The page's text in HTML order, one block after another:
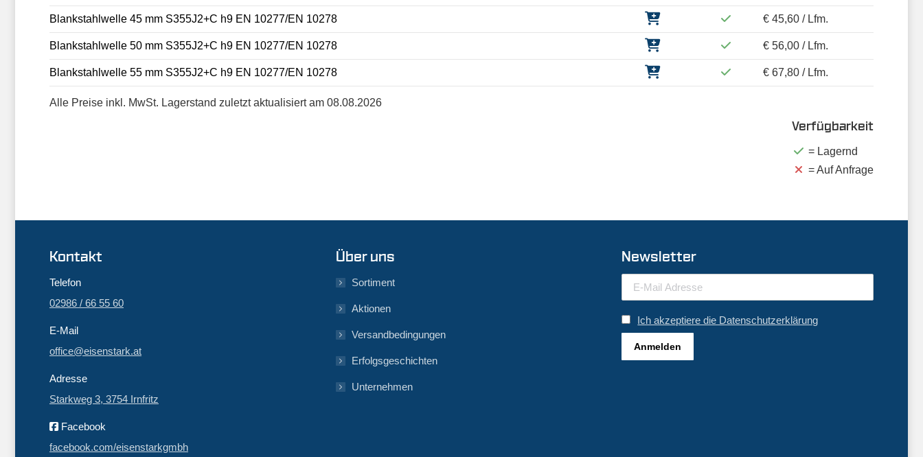
Blankstahlwelle 45 mm S355J2+C h9 EN 10277/EN 10278 € 45,60 / Lfm.
Blankstahlwelle 50 mm S355J2+C h9 EN 10277/EN 10278 € 56,00 / Lfm.
Blankstahlwelle 55 mm S355J2+C h9 EN 10277/EN 10278 € 67,80 / Lfm.
Alle Preise inkl. MwSt. Lagerstand zuletzt aktualisiert am 08.08.2026
Verfügbarkeit
= Lagernd
= Auf Anfrage
Kontakt
Telefon
02986 / 66 55 60
E-Mail
office@eisenstark.at
Adresse
Starkweg 3, 3754 Irnfritz
Facebook
facebook.com/eisenstarkgmbh
Über uns
Sortiment
Aktionen
Versandbedingungen
Erfolgsgeschichten
Unternehmen
Newsletter
Ich akzeptiere die Datenschutzerklärung